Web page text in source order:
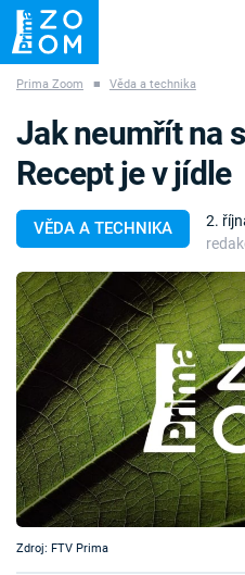
ZÁHADY VETŘELCI
Témata
Témata
Pořady
TV Program
Časopis
Sledujte prima+
Prima Zoom ■ Věda a technika
VĚDA A TECHNIKA
2.
Jak neumřít na
Recept je v jídle
Zdroj: FTV Prima